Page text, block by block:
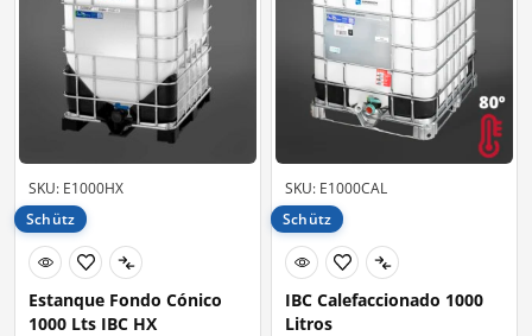
SKU: E1000HX
Schütz
Estanque Fondo Cónico
1000 Lts IBC HX
SKU: E1000CAL
Schütz
IBC Calefaccionado 1000
Litros